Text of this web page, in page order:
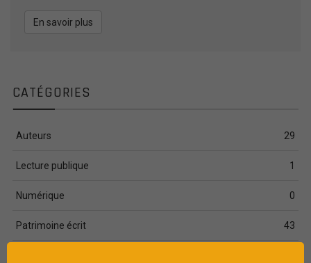
En savoir plus
CATÉGORIES
Auteurs 29
Lecture publique 1
Numérique 0
Patrimoine écrit 43